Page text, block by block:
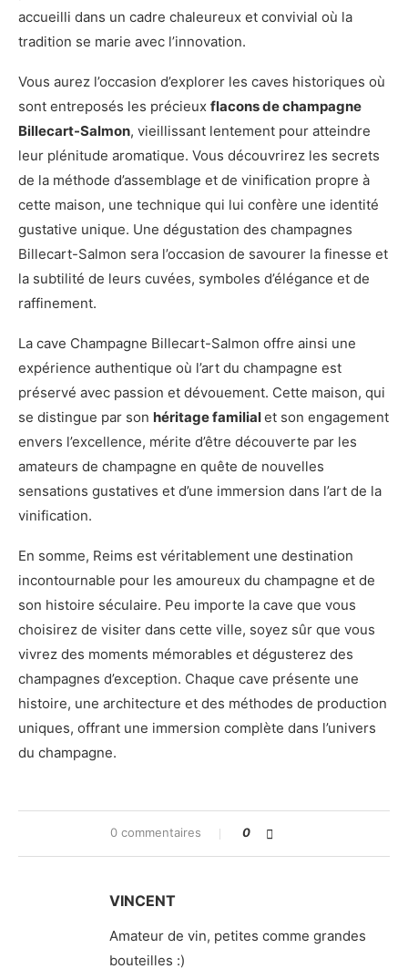
accueilli dans un cadre chaleureux et convivial où la
tradition se marie avec l’innovation.
Vous aurez l’occasion d’explorer les caves historiques où
sont entreposés les précieux flacons de champagne
Billecart-Salmon, vieillissant lentement pour atteindre
leur plénitude aromatique. Vous découvrirez les secrets
de la méthode d’assemblage et de vinification propre à
cette maison, une technique qui lui confère une identité
gustative unique. Une dégustation des champagnes
Billecart-Salmon sera l’occasion de savourer la finesse et
la subtilité de leurs cuvées, symboles d’élégance et de
raffinement.
La cave Champagne Billecart-Salmon offre ainsi une
expérience authentique où l’art du champagne est
préservé avec passion et dévouement. Cette maison, qui
se distingue par son héritage familialet son engagement
envers l’excellence, mérite d’être découverte par les
amateurs de champagne en quête de nouvelles
sensations gustatives et d’une immersion dans l’art de la
vinification.
En somme, Reims est véritablement une destination
incontournable pour les amoureux du champagne et de
son histoire séculaire. Peu importe la cave que vous
choisirez de visiter dans cette ville, soyez sûr que vous
vivrez des moments mémorables et dégusterez des
champagnes d’exception. Chaque cave présente une
histoire, une architecture et des méthodes de production
uniques, offrant une immersion complète dans l’univers
du champagne.
0 commentaires 0
VINCENT
Amateur de vin, petites comme grandes
bouteilles :)